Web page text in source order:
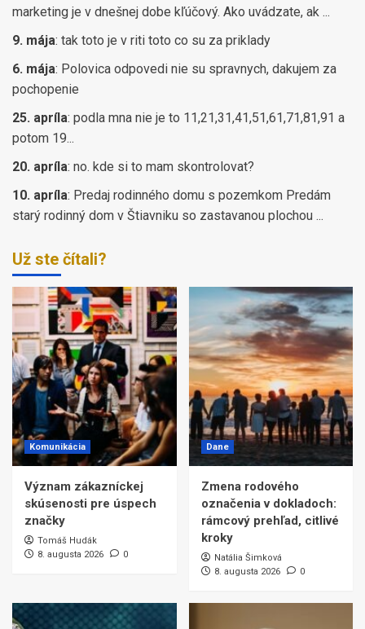
marketing je v dnešnej dobe kľúčový. Ako uvádzate, ak ...
9. mája: tak toto je v riti toto co su za priklady
6. mája: Polovica odpovedi nie su spravnych, dakujem za
pochopenie
25. apríla: podla mna nie je to 11,21,31,41,51,61,71,81,91 a
potom 19...
20. apríla: no. kde si to mam skontrolovat?
10. apríla: Predaj rodinného domu s pozemkom Predám
starý rodinný dom v Štiavniku so zastavanou plochou ...
Už ste čítali?
Komunikácia
Význam zákazníckej
skúsenosti pre úspech
značky
Tomáš Hudák
8. augusta 2026
0
Dane
Zmena rodového
označenia v dokladoch:
rámcový prehľad, citlivé
kroky
Natália Šimková
8. augusta 2026
0